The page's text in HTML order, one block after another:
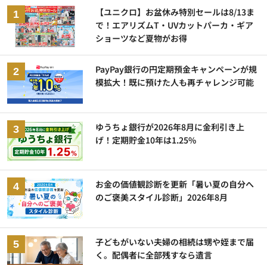
【ユニクロ】お盆休み特別セールは8/13ま
で！エアリズムT・UVカットパーカ・ギア
ショーツなど夏物がお得
PayPay銀行の円定期預金キャンペーンが規
模拡大！既に預けた人も再チャレンジ可能
ゆうちょ銀行が2026年8月に金利引き上
げ！定期貯金10年は1.25%
お金の価値観診断を更新「暑い夏の自分へ
のご褒美スタイル診断」2026年8月
子どもがいない夫婦の相続は甥や姪まで届
く。配偶者に全部残すなら遺言